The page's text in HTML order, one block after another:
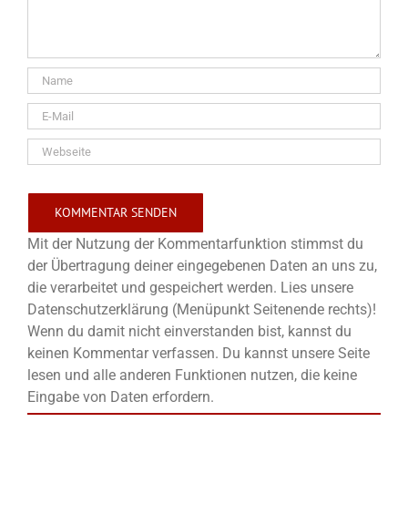
Mit der Nutzung der Kommentarfunktion stimmst du
der Übertragung deiner eingegebenen Daten an uns zu,
die verarbeitet und gespeichert werden. Lies unsere
Datenschutzerklärung (Menüpunkt Seitenende rechts)!
Wenn du damit nicht einverstanden bist, kannst du
keinen Kommentar verfassen. Du kannst unsere Seite
lesen und alle anderen Funktionen nutzen, die keine
Eingabe von Daten erfordern.